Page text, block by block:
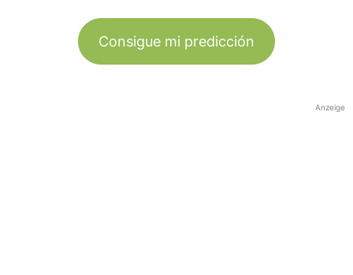
Consigue mi predicción
Anzeige